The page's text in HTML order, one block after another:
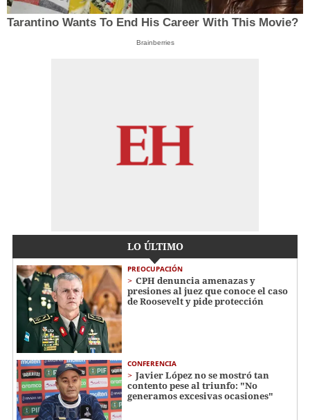
Tarantino Wants To End His Career With This Movie?
Brainberries
LO ÚLTIMO
PREOCUPACIÓN
CPH denuncia amenazas y
presiones al juez que conoce el caso
de Roosevelt y pide protección
CONFERENCIA
Javier López no se mostró tan
contento pese al triunfo: "No
generamos excesivas ocasiones"